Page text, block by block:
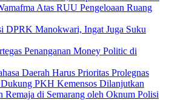
Atas RUU Pengeloaan Ruang
DPRK Manokwari, Ingat Juga Suku
Penanganan Money Politic di
Daerah Harus Prioritas Prolegnas
PKH Kemensos Dilanjutkan
Remaja di Semarang oleh Oknum Polisi